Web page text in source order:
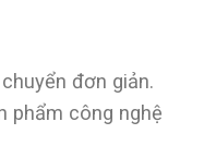
đơn giản.
phẩm công nghệ